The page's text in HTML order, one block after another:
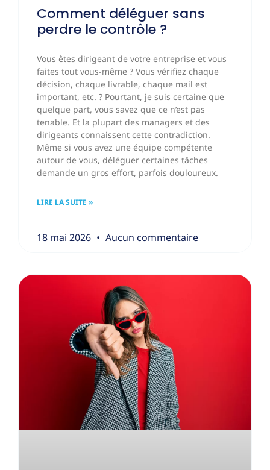
Comment déléguer sans
perdre le contrôle ?
Vous êtes dirigeant de votre entreprise et vous
faites tout vous-même ? Vous vérifiez chaque
décision, chaque livrable, chaque mail est
important, etc. ? Pourtant, je suis certaine que
quelque part, vous savez que ce n’est pas
tenable. Et la plupart des managers et des
dirigeants connaissent cette contradiction.
Même si vous avez une équipe compétente
autour de vous, déléguer certaines tâches
demande un gros effort, parfois douloureux.
LIRE LA SUITE »
18 mai 2026 Aucun commentaire